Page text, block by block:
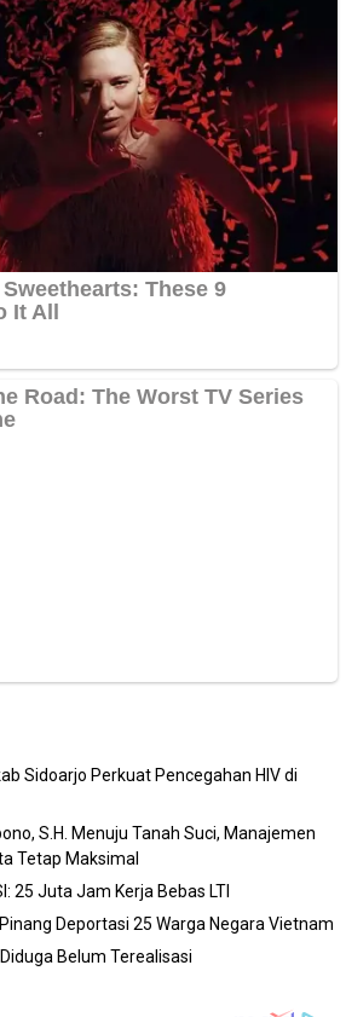
Sidoarjo Perkuat Pencegahan HIV di
S.H. Menuju Tanah Suci, Manajemen
Tetap Maksimal
25 Juta Jam Kerja Bebas LTI
Deportasi 25 Warga Negara Vietnam
Belum Terealisasi